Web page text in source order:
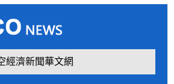
經濟新聞華文網